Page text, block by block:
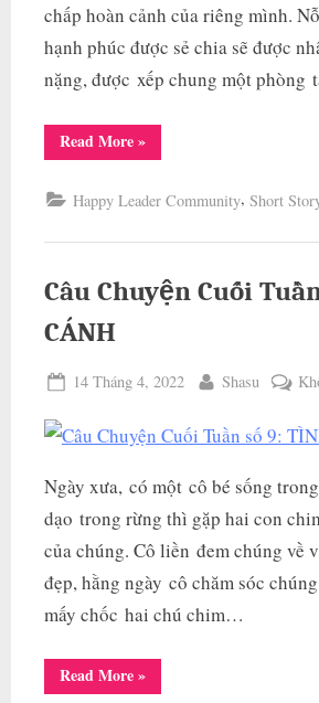
chấp hoàn cảnh của riêng mình.
hạnh phúc được sẻ chia sẽ được
nặng, được xếp chung một
Read More“Câu
Chuyện
số
PHÚC
BIÊN”
»
Happy Leader Community, Short
Câu Chuyện Cuối
CÁNH
Posted
14 Tháng 4, 2022 By
Shasu
Ngày xưa, có một cô bé sống
dạo trong rừng thì gặp hai con
của chúng. Cô liền đem chúng
đẹp, hằng ngày cô chăm sóc
mấy chốc hai chú chim…
Read More“Câu
Chuyện
»